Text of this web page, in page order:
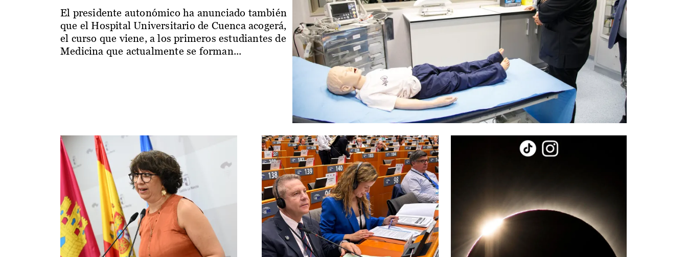
El presidente autonómico ha anunciado también
que el Hospital Universitario de Cuenca acogerá,
el curso que viene, a los primeros estudiantes de
Medicina que actualmente se forman...